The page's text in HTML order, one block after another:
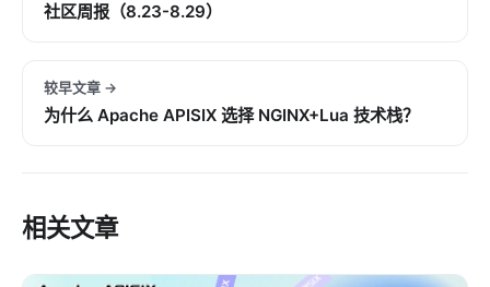
社区周报（8.23-8.29）
较早文章 →
为什么 Apache APISIX 选择 NGINX+Lua 技术栈？
相关文章